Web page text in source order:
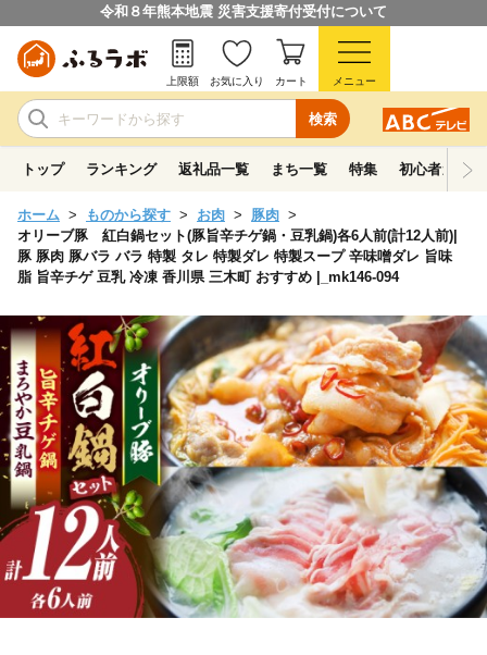
令和８年熊本地震 災害支援寄付受付について
検索
上限額 お気に入り カート メニュー
トップ ランキング 返礼品一覧 まち一覧 特集 初心者ガイド
ホーム ものから探す お肉
豚肉
オリーブ豚 紅白鍋セット(豚旨辛チゲ鍋・豆乳鍋)各6人前(計12人前)|
豚 豚肉 豚バラ バラ 特製 タレ 特製ダレ 特製スープ 辛味噌ダレ 旨味
脂 旨辛チゲ 豆乳 冷凍 香川県 三木町 おすすめ |_mk146-094